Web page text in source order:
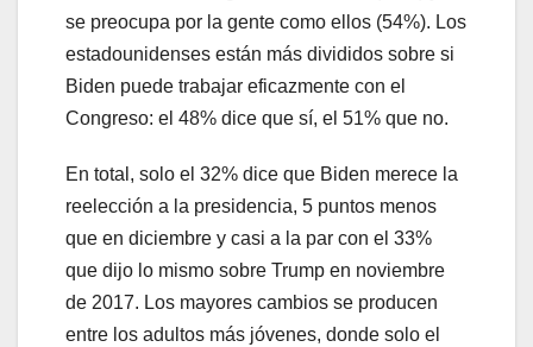
se preocupa por la gente como ellos (54%). Los
estadounidenses están más divididos sobre si
Biden puede trabajar eficazmente con el
Congreso: el 48% dice que sí, el 51% que no.
En total, solo el 32% dice que Biden merece la
reelección a la presidencia, 5 puntos menos
que en diciembre y casi a la par con el 33%
que dijo lo mismo sobre Trump en noviembre
de 2017. Los mayores cambios se producen
entre los adultos más jóvenes, donde solo el